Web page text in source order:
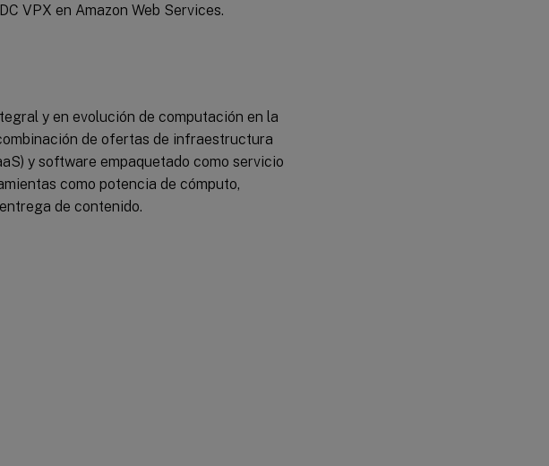
VPX en Amazon Web Services.
y en evolución de computación en la
de ofertas de infraestructura
y software empaquetado como servicio
como potencia de cómputo,
de contenido.